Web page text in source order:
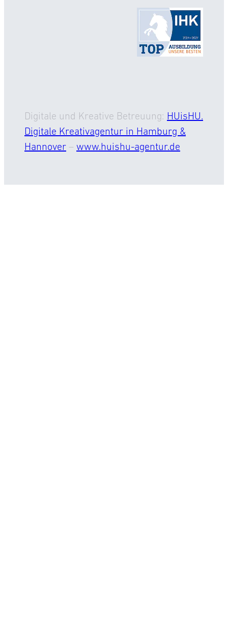
Digitale und Kreative Betreuung: HUisHU.
Digitale Kreativagentur in Hamburg &
Hannover – www.huishu-agentur.de